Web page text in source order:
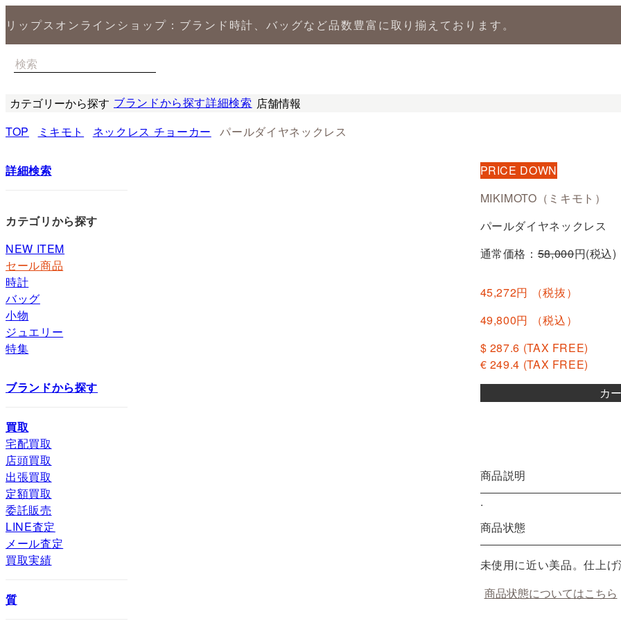
リップスオンラインショップ：ブランド時計、バッグなど品数豊富に取り揃えております。
カテゴリーから探す ブランドから探す詳細検索 店舗情報
TOP ミキモト ネックレス チョーカー パールダイヤネックレス
詳細検索
カテゴリから探す
NEW ITEM
セール商品
時計
バッグ
小物
ジュエリー
特集
ブランドから探す
買取
宅配買取
店頭買取
出張買取
定額買取
委託販売
LINE査定
メール査定
買取実績
質
PRICE DOWN
MIKIMOTO（ミキモト）
パールダイヤネックレス
通常価格：58,000円(税込)
45,272円
（税抜）
49,800円
（税込）
$ 287.6 (TAX FREE)
€ 249.4 (TAX FREE)
カ
商品説明
.
商品状態
未使用に近い美品。仕上げ
商品状態についてはこちら